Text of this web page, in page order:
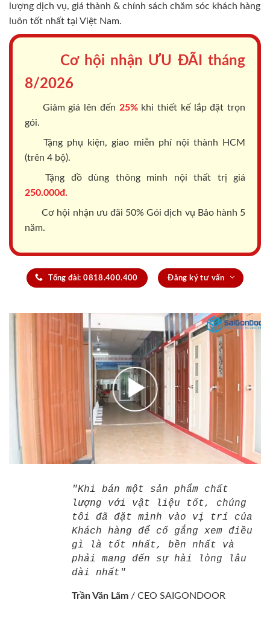
lượng dịch vụ, giá thành & chính sách chăm sóc khách hàng
luôn tốt nhất tại Việt Nam.
Cơ hội nhận ƯU ĐÃI tháng
8/2026
Giảm giá lên đến 25%khi thiết kế lắp đặt trọn
gói.
Tặng phụ kiện, giao miễn phí nội thành HCM
(trên 4 bộ).
Tặng đồ dùng thông minh nội thất trị giá
250.000đ.
Cơ hội nhận ưu đãi 50% Gói dịch vụ Bảo hành 5
năm.
Tổng đài: 0818.400.400 Đăng ký tư vấn
"Khi bán một sản phẩm chất
lượng với vật liệu tốt, chúng
tôi đã đặt mình vào vị trí của
Khách hàng để cố gắng xem điều
gì là tốt nhất, bền nhất và
phải mang đến sự hài lòng lâu
dài nhất"
Trần Văn Lãm / CEO SAIGONDOOR